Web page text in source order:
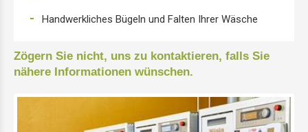
Handwerkliches Bügeln und Falten Ihrer Wäsche
Zögern Sie nicht, uns zu kontaktieren, falls Sie
nähere Informationen wünschen.